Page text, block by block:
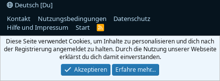
Deutsch [Du]
Kontakt
Nutzungsbedingungen
Datenschutz
Hilfe und Impressum
Start
R
S
Diese Seite verwendet Cookies, um Inhalte zu personalisieren und dich nach
der Registrierung angemeldet zu halten. Durch die Nutzung unserer Webseite
erklärst du dich damit einverstanden.
Akzeptieren
Erfahre mehr…